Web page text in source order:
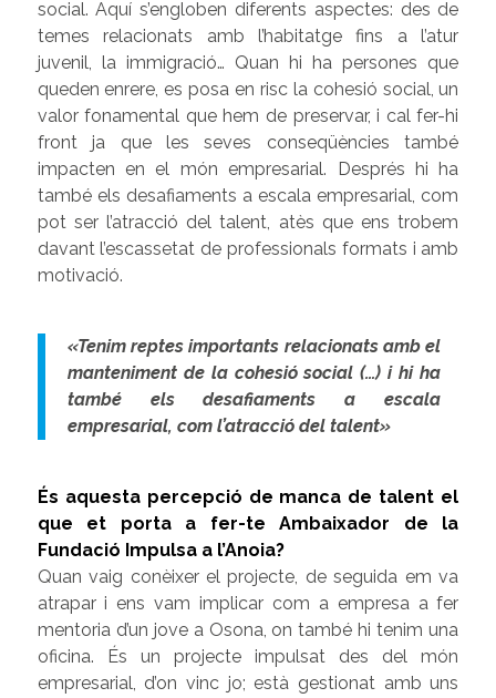
social. Aquí s’engloben diferents aspectes: des de
temes relacionats amb l’habitatge fins a l’atur
juvenil, la immigració… Quan hi ha persones que
queden enrere, es posa en risc la cohesió social, un
valor fonamental que hem de preservar, i cal fer-hi
front ja que les seves conseqüències també
impacten en el món empresarial. Després hi ha
també els desafiaments a escala empresarial, com
pot ser l’atracció del talent, atès que ens trobem
davant l’escassetat de professionals formats i amb
motivació.
«Tenim reptes importants relacionats amb el
manteniment de la cohesió social (…) i hi ha
també els desafiaments a escala
empresarial, com l’atracció del talent»
És aquesta percepció de manca de talent el
que et porta a fer-te Ambaixador de la
Fundació Impulsa a l’Anoia?
Quan vaig conèixer el projecte, de seguida em va
atrapar i ens vam implicar com a empresa a fer
mentoria d’un jove a Osona, on també hi tenim una
oficina. És un projecte impulsat des del món
empresarial, d’on vinc jo; està gestionat amb uns